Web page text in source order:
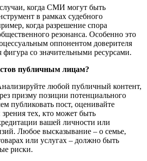
когда СМИ могут быть
в рамках судебного
когда разрешение спора
резонанса. Особенно это
оппонентом доверителя
фигура со значительными ресурсами.
публичным лицам?
любой публичный контент,
призму позиции потенциального
публиковать пост, оценивайте
тех, кто может быть
вашей личности или
Любое высказывание – о семье,
или услугах – должно быть
риски.